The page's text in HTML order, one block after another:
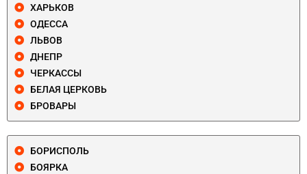
ХАРЬКОВ
ОДЕССА
ЛЬВОВ
ДНЕПР
ЧЕРКАССЫ
БЕЛАЯ ЦЕРКОВЬ
БРОВАРЫ
БОРИСПОЛЬ
БОЯРКА